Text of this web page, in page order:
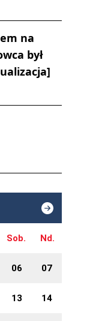
na
był
Sob. Nd.
06 07
13 14